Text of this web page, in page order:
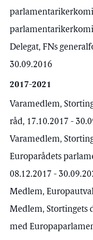
Delegat, FNs
30.09.2016
2017-2021
Varamedlem,
råd, 17.10.2017 -
Varamedlem,
Europarådets
08.12.2017 -
Medlem,
Medlem, Stortingets
med